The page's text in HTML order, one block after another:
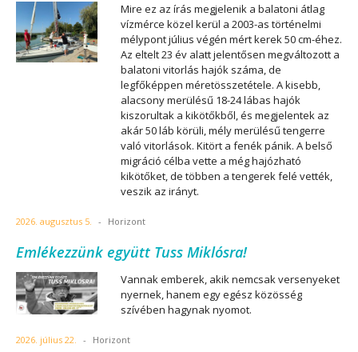
Mire ez az írás megjelenik a balatoni átlag
vízmérce közel kerül a 2003-as történelmi
mélypont július végén mért kerek 50 cm-éhez.
Az eltelt 23 év alatt jelentősen megváltozott a
balatoni vitorlás hajók száma, de
legfőképpen méretösszetétele. A kisebb,
alacsony merülésű 18-24 lábas hajók
kiszorultak a kikötőkből, és megjelentek az
akár 50 láb körüli, mély merülésű tengerre
való vitorlások. Kitört a fenék pánik. A belső
migráció célba vette a még hajózható
kikötőket, de többen a tengerek felé vették,
veszik az irányt.
2026. augusztus 5. - Horizont
Emlékezzünk együtt Tuss Miklósra!
Vannak emberek, akik nemcsak versenyeket
nyernek, hanem egy egész közösség
szívében hagynak nyomot.
2026. július 22. - Horizont